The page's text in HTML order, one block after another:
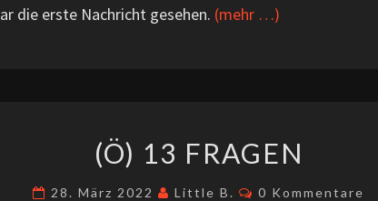
die erste Nachricht gesehen. (mehr …)
13
FRAGEN
(Ö) 13 FRAGEN
28. März 2022 Little B. Kommentare
0 Kommentare